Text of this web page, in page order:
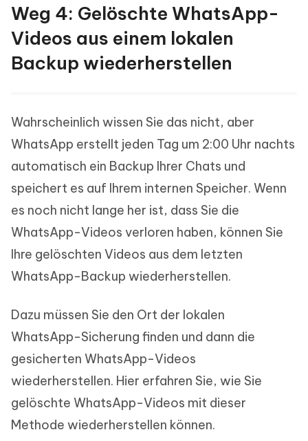
Weg 4: Gelöschte WhatsApp-
Videos aus einem lokalen
Backup wiederherstellen
Wahrscheinlich wissen Sie das nicht, aber
WhatsApp erstellt jeden Tag um 2:00 Uhr nachts
automatisch ein Backup Ihrer Chats und
speichert es auf Ihrem internen Speicher. Wenn
es noch nicht lange her ist, dass Sie die
WhatsApp-Videos verloren haben, können Sie
Ihre gelöschten Videos aus dem letzten
WhatsApp-Backup wiederherstellen.
Dazu müssen Sie den Ort der lokalen
WhatsApp-Sicherung finden und dann die
gesicherten WhatsApp-Videos
wiederherstellen. Hier erfahren Sie, wie Sie
gelöschte WhatsApp-Videos mit dieser
Methode wiederherstellen können.